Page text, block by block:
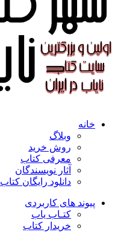
خانه
وبلاگ
روش خرید
معرفی کتاب
آثار نویسندگان
دانلود رایگان کتاب
پیوند های کاربردی
کتـاب یاب
خریدار کتاب